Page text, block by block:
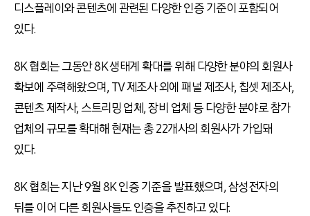
디스플레이와 콘텐츠에 관련된 다양한 인증 기준이 포함되어
있다.
8K 협회는 그동안 8K 생태계 확대를 위해 다양한 분야의 회원사
확보에 주력해왔으며, TV 제조사 외에 패널 제조사, 칩셋 제조사,
콘텐츠 제작사, 스트리밍 업체, 장비 업체 등 다양한 분야로 참가
업체의 규모를 확대해 현재는 총 22개사의 회원사가 가입돼
있다.
8K 협회는 지난 9월 8K 인증 기준을 발표했으며, 삼성전자의
뒤를 이어 다른 회원사들도 인증을 추진하고 있다.